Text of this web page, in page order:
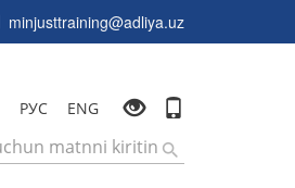
minjusttraining@adliya.uz
РУС ENG